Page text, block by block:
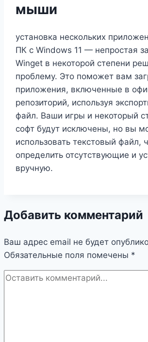
мыши
установка нескольких
ПК с Windows 11 — непростая
Winget в некоторой степени
проблему. Это поможет вам
приложения, включенные в
репозиторий, используя
файл. Ваши игры и некоторый
софт будут исключены, но вы
использовать текстовый файл,
определить отсутствующие и
вручную.
Добавить комментарий
Ваш адрес email не будет
Обязательные поля помечены *